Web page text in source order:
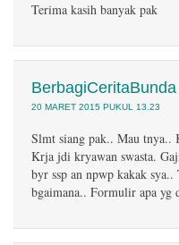
Terima kasih banyak pak
BerbagiCeritaBunda
20 MARET 2015 PUKUL 13.23
Slmt siang pak.. Mau tnya..
Krja jdi kryawan swasta.
byr ssp an npwp kakak sya..
bgaimana.. Formulir apa